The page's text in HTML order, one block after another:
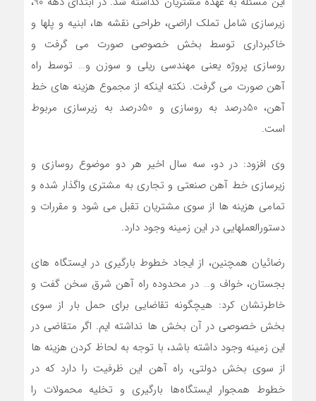
زیرسازی شامل تملک اراضی، طراحی نقشه ها، ابنیه و پلها و
خاکبرداری توسط بخش خصوصی صورت می گرفت و
روسازی پروژه یعنی مهندسی ریلی و سوزن و… توسط راه
آهن صورت می گرفت. نکته اینکه از مجموع هزینه های خط
آهن، 50درصد به روسازی و 50درصد به زیرسازی مربوط
است.
وی افزود: در دو، سه سال اخیر هر دو موضوع روسازی و
زیرسازی خط آهن صنعتی و تجاری به مشتری واگذار شده و
تمامی هزینه ها از سوی مشتریان تقبل می شود و مقررات و
دستورالعملهایی در این زمینه وجود دارد.
رضائیان همچنین، از ایجاد خطوط بارگیری در ایستگاه های
بجستان، خواف و… در محدوده راه آهن شرق سخن گفت و
خاطرنشان کرد: هیچگونه تقاضایی برای حمل بار از سوی
بخش خصوصی در آن بخش ها نداشته ایم. اگر متقاضی در
این زمینه وجود داشته باشد، با توجه به لحاظ کردن هزینه ها
از سوی بخش دولتی، راه آهن این ظرفیت را دارد که در
خطوط همجوار ایستگاه‌ها بارگیری و تخلیه محمولات را